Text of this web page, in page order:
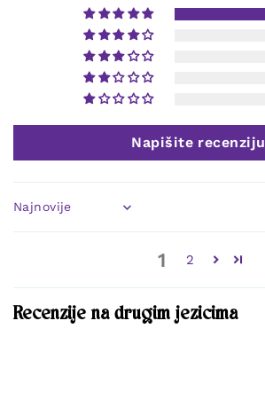
Napišite recenziju
Sort by
1 2
Recenzije na drugim jezicima